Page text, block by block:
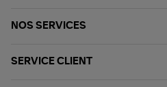
NOS SERVICES
SERVICE CLIENT